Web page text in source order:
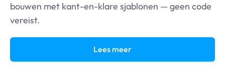
bouwen met kant-en-klare sjablonen — geen code
vereist.
Lees meer